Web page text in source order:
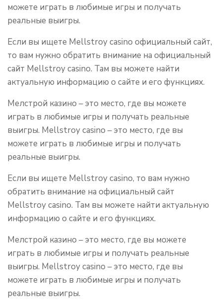
можете играть в любимые игры и получать
реальные выигры.
Если вы ищете Mellstroy casino официальный сайт,
то вам нужно обратить внимание на официальный
сайт Mellstroy casino. Там вы можете найти
актуальную информацию о сайте и его функциях.
Мелстрой казино – это место, где вы можете
играть в любимые игры и получать реальные
выигры. Mellstroy casino – это место, где вы
можете играть в любимые игры и получать
реальные выигры.
Если вы ищете Mellstroy casino, то вам нужно
обратить внимание на официальный сайт
Mellstroy casino. Там вы можете найти актуальную
информацию о сайте и его функциях.
Мелстрой казино – это место, где вы можете
играть в любимые игры и получать реальные
выигры. Mellstroy casino – это место, где вы
можете играть в любимые игры и получать
реальные выигры.